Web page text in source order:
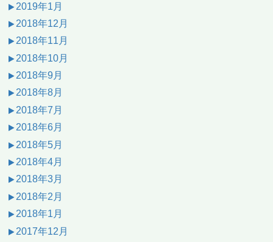
2019年1月
2018年12月
2018年11月
2018年10月
2018年9月
2018年8月
2018年7月
2018年6月
2018年5月
2018年4月
2018年3月
2018年2月
2018年1月
2017年12月